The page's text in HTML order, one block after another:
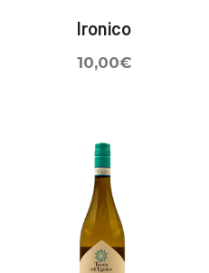
Ironico
10,00€